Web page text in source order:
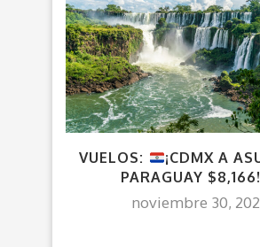
VUELOS:
¡CDMX A
PARAGUAY $8,166!
noviembre 30,